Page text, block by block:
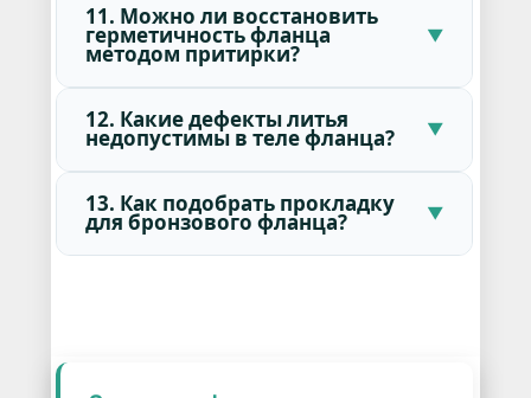
11. Можно ли восстановить
герметичность фланца
методом притирки?
12. Какие дефекты литья
недопустимы в теле фланца?
13. Как подобрать прокладку
для бронзового фланца?